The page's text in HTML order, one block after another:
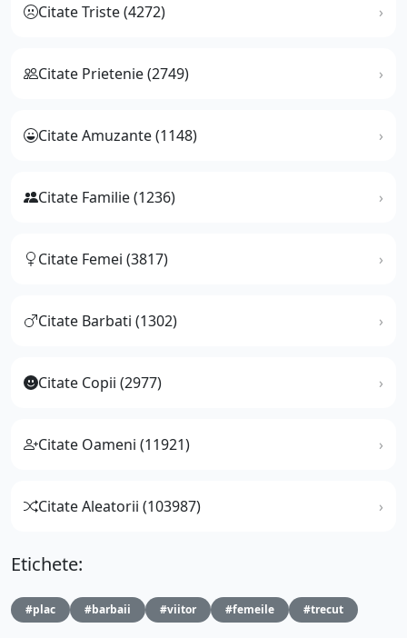
Citate Triste (4272)
Citate Prietenie (2749)
Citate Amuzante (1148)
Citate Familie (1236)
Citate Femei (3817)
Citate Barbati (1302)
Citate Copii (2977)
Citate Oameni (11921)
Citate Aleatorii (103987)
Etichete:
#plac #barbaii #viitor #femeile #trecut